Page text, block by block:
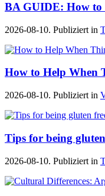
BA GUIDE: How to
2026-08-10. Publiziert in
How to Help When
2026-08-10. Publiziert in
Tips for being
2026-08-10. Publiziert in